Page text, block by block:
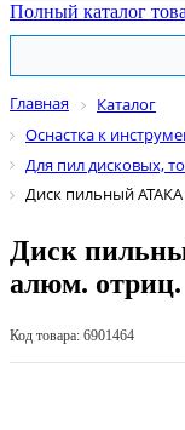
Полный каталог
Главная
Каталог
Оснастка к
Для пил дисковых,
Диск пильный
Диск
алюм. отриц.
Код товара: 6901464